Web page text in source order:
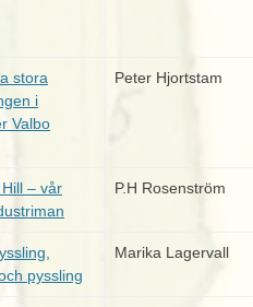
stora
i
Valbo
Peter Hjortstam
– vår
P.H Rosenström
pyssling
Marika Lagervall